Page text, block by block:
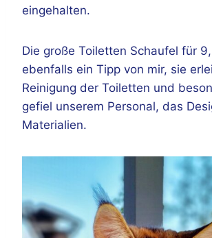
eingehalten.
Die große Toiletten Schaufel für
ebenfalls ein Tipp von mir, sie
Reinigung der Toiletten und
gefiel unserem Personal, das
Materialien.